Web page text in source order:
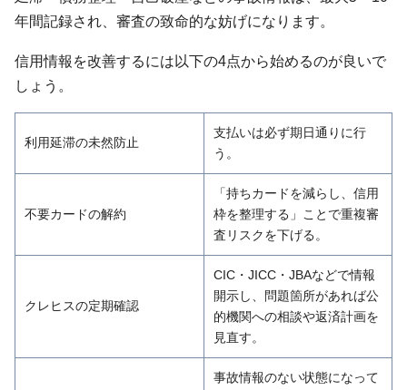
年間記録され、審査の致命的な妨げになります。
信用情報を改善するには以下の4点から始めるのが良いで
しょう。
利用延滞の未然防止
支払いは必ず期日通りに行
う。
不要カードの解約
「持ちカードを減らし、信用
枠を整理する」ことで重複審
査リスクを下げる。
クレヒスの定期確認
CIC・JICC・JBAなどで情報
開示し、問題箇所があれば公
的機関への相談や返済計画を
見直す。
事故情報のない状態になって